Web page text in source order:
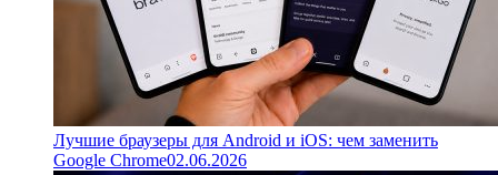
Лучшие браузеры для Android и iOS: чем заменить
Google Chrome02.06.2026